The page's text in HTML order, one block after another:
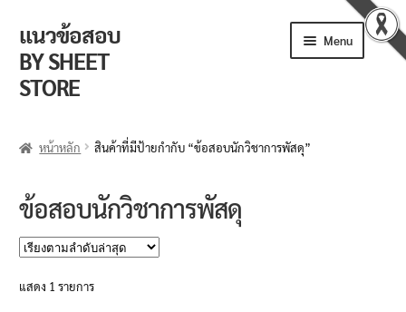
Skip
to
navigation
Skip
to
content
แนวข้อสอบ
BY SHEET
STORE
Menu
วิธีการสั่งซื้อ
แจ้งชำระเงิน
หน้าหลัก สินค้าที่มีป้ายกำกับ “ข้อสอบนักวิชาการพัสดุ”
ข้อสอบนักวิชาการพัสดุ
แสดง 1 รายการ